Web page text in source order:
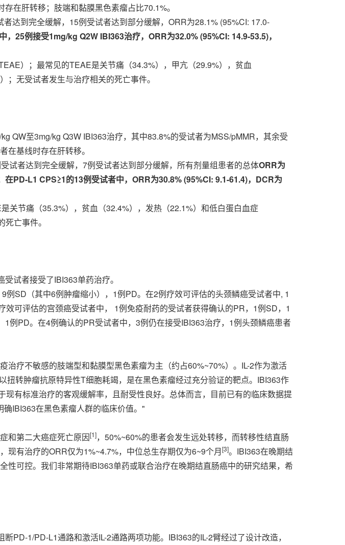
在肝转移；肢端和黏膜黑色素瘤占比70.1%。
达到完全缓解，15例受试者达到部分缓解，ORR为28.1% (95%CI: 17.0-
，25例接受1mg/kg Q2W IBI363治疗，ORR为32.0% (95%CI: 14.9-53.5)，
）；最常见的TEAE是关节痛（34.3%），甲亢（29.9%），贫血
；无受试者发生与治疗相关的死亡事件。
QW至3mg/kg Q3W IBI363治疗，其中83.8%的受试者为MSS/pMMR，其余受
在基线时存在肝转移。
试者达到完全缓解，7例受试者达到部分缓解，所有剂量组患者的总体ORR为
PD-L1 CPS≥1的13例受试者中，ORR为30.8% (95%CI: 9.1-61.4)，DCR为
关节痛（35.3%），贫血（32.4%），发热（22.1%）和低白蛋白血症
亡事件。
试者接受了IBI363单药治疗。
SD（其中6例肿瘤缩小），1例PD。在2例疗效可评估的头颈鳞癌受试者中, 1
可评估的宫颈癌受试者中， 1例免疫耐药的受试者获得确认的PR，1例SD，1
例PD。在4例确认的PR受试者中，3例仍在接受IBI363治疗，1例头颈鳞癌患者
治疗不敏感的肢端型和黏膜型黑色素瘤为主（约占60%~70%）。IL-2作为激活
转肿瘤抗原特异性T细胞耗竭，是在黑色素瘤经过充分验证的靶点。IBI363作
有标准治疗的客观缓解率，且耐受性良好。总体而言，目前已有的临床数据提
IBI363在黑色素瘤人群的临床价值。"
和第二大癌症死亡原因[1]，50%~60%的患者会发生远处转移，而转移性结直肠
现有治疗的ORR仅为1%~4.7%，中位总生存期仅为6~9个月[3]。IBI363在晚期结
可控。我们非常期待IBI363单药或联合治疗在晚期结直肠癌中的研究结果，希
PD-1/PD-L1通路和激活IL-2通路两项功能。IBI363的IL-2臂经过了设计改造，